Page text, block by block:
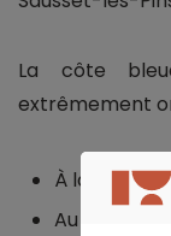
La côte
extrêmement
À la
Au cadre de